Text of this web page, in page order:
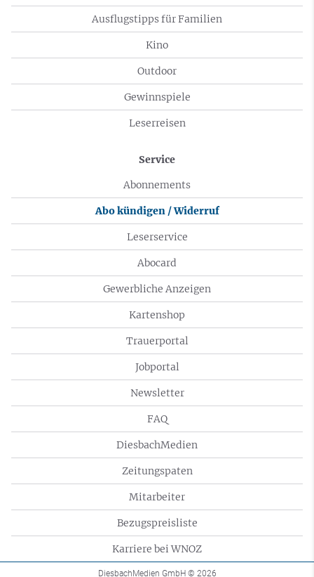
Ausflugstipps für Familien
Kino
Outdoor
Gewinnspiele
Leserreisen
Service
Abonnements
Abo kündigen / Widerruf
Leserservice
Abocard
Gewerbliche Anzeigen
Kartenshop
Trauerportal
Jobportal
Newsletter
FAQ
DiesbachMedien
Zeitungspaten
Mitarbeiter
Bezugspreisliste
Karriere bei WNOZ
DiesbachMedien GmbH © 2026